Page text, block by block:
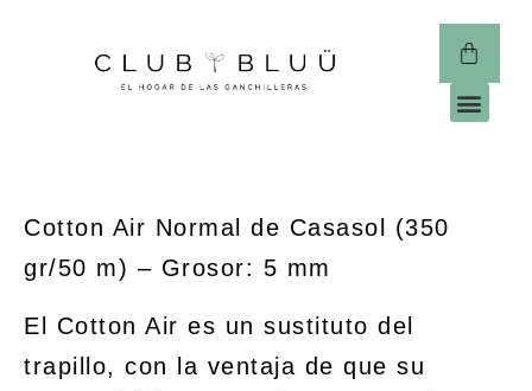
Cotton Air Normal de Casasol (350
gr/50 m) – Grosor: 5 mm
El Cotton Air es un sustituto del
trapillo, con la ventaja de que su